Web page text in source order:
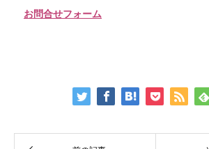
お問合せフォーム